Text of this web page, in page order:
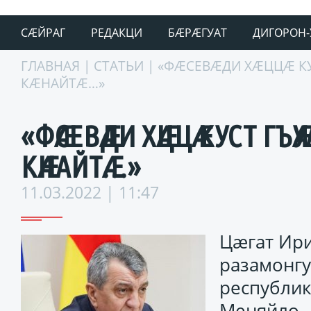
СÆЙРАГ РЕДАКЦИ БÆРÆГУАТ ДИГОРОН-
ГЛАВНАЯ | СТАТЬИ | «ФӔСЕВӔДИ ХӔЦЦӔ
КӔНАЙТӔ…»
«ФӔСЕВӔДИ ХӔЦЦӔ КУСТ
КӔНАЙТӔ…»
11.03.2022 | 11:47
Цӕгат